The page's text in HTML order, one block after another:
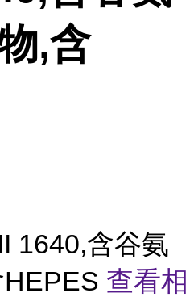
,含
1640,含谷氨
查看相